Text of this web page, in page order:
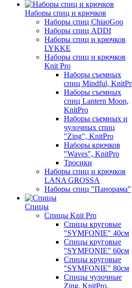
Наборы спиц и крючков
Наборы спиц ChiaoGoo
Наборы спиц ADDI
Наборы спиц и крючков
LYKKE
Наборы спиц и крючков
Knit Pro
Наборы съемных
спиц Mindful,
Наборы съемных
спиц Lantern Moon,
KnitPro
Наборы съемных и
чулочных спиц
"Zing", KnitPro
Наборы крючков
"Waves", KnitPro
Тросики
Наборы спиц и крючков
LANA GROSSA
Наборы спиц "Панорама"
Спицы
Спицы Knit Pro
Спицы круговые
"SYMFONIE" 40см
Спицы круговые
"SYMFONIE" 60см
Спицы круговые
"SYMFONIE" 80см
Спицы чулочные
Zing, KnitPro,